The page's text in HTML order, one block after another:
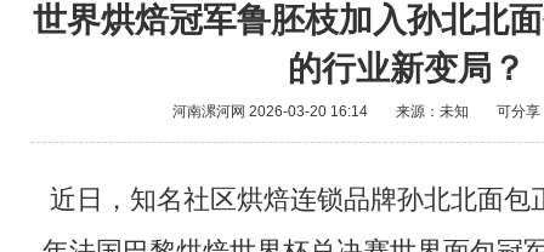
世界烘焙冠军鲁胚枝加入孙北北
的行业新变局？
河南漯河网 2026-03-20 16:14 来源：未知 可分享
近日，知名社区烘焙连锁品牌孙北北面包